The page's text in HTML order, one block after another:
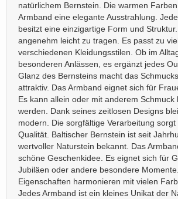
natürlichem Bernstein. Die warmen
Armband eine elegante Ausstrahlung.
besitzt eine einzigartige Form und
angenehm leicht zu tragen. Es passt zu
verschiedenen Kleidungsstilen. Ob im
besonderen Anlässen, es ergänzt jedes
Glanz des Bernsteins macht das
attraktiv. Das Armband eignet sich für
Es kann allein oder mit anderem Schmuck
werden. Dank seines zeitlosen Designs
modern. Die sorgfältige Verarbeitung
Qualität. Baltischer Bernstein ist seit
wertvoller Naturstein bekannt. Das
schöne Geschenkidee. Es eignet sich für
Jubiläen oder andere besondere
Eigenschaften harmonieren mit vielen
Jedes Armband ist ein kleines Unikat der